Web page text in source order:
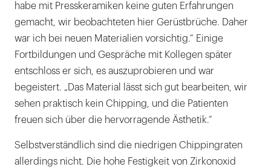
habe mit Presskeramiken keine guten Erfahrungen
gemacht, wir beobachteten hier Gerüstbrüche. Daher
war ich bei neuen Materialien vorsichtig.“ Einige
Fortbildungen und Gespräche mit Kollegen später
entschloss er sich, es auszuprobieren und war
begeistert. „Das Material lässt sich gut bearbeiten, wir
sehen praktisch kein Chipping, und die Patienten
freuen sich über die hervorragende Ästhetik.“
Selbstverständlich sind die niedrigen Chippingraten
allerdings nicht. Die hohe Festigkeit von Zirkonoxid